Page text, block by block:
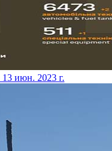
13 июн. 2023 г.